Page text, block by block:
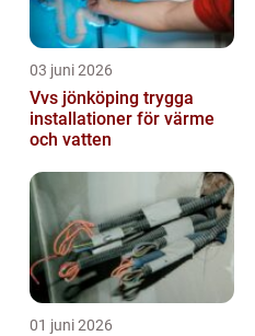
03 juni 2026
Vvs jönköping trygga
installationer för värme
och vatten
01 juni 2026